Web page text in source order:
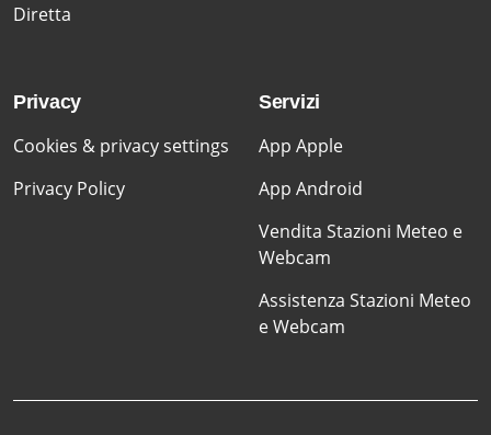
Diretta
Privacy
Cookies & privacy settings
Privacy Policy
Servizi
App Apple
App Android
Vendita Stazioni Meteo e
Webcam
Assistenza Stazioni Meteo
e Webcam